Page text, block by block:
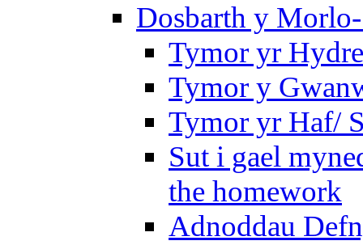
Dosbarth y
Tymor yr
Tymor y
Tymor yr Haf/
Sut i gael
the homework
Adnoddau